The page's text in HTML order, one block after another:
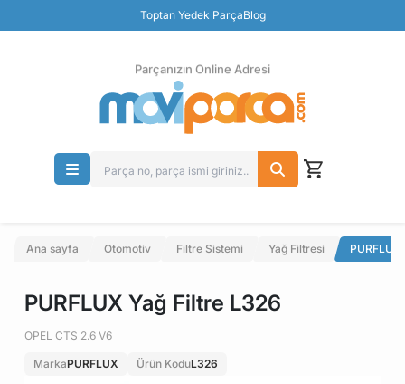
Toptan Yedek ParçaBlog
Ücretsiz İade
Parçanızın Online Adresi
Ana sayfa Otomotiv Filtre Sistemi Yağ Filtresi
PURFLUX Yağ Filtre L326
OPEL CTS 2.6 V6
MarkaPURFLUX Ürün KoduL326